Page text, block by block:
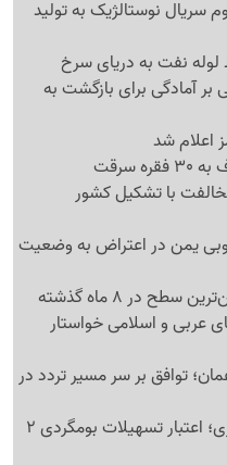
نوستالژیک به تولید
لوله نفت به دریای سرخ
بر آمادگی برای بازگشت به
اعلام شد
سرقت
با تشکیل کشور
یمن در اعتراض به وضعیت
در 8 ماه گذشته
عربی و اسلامی خواستار
توافق بر سر مسیر تردد در
گام بزرگ دولت در توسعه گردشگری؛ اعتبار تسهیلات بومگردی 2